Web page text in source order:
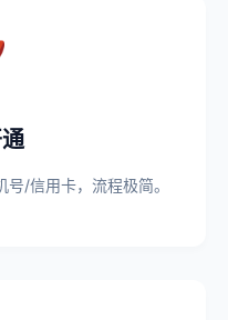
/信用卡，流程极简。